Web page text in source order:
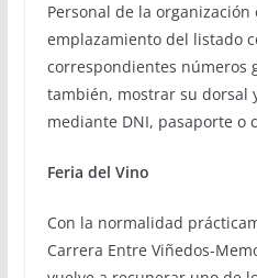
Personal de la organización
emplazamiento del listado
correspondientes números
también, mostrar su dorsal
mediante DNI, pasaporte o
Feria del Vino
Con la normalidad
Carrera Entre Viñedos-